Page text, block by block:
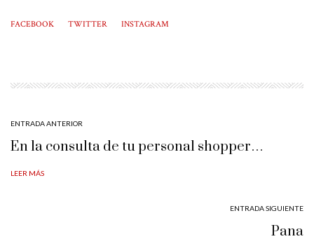
FACEBOOK TWITTER INSTAGRAM
ENTRADA ANTERIOR
En la consulta de tu personal shopper…
LEER MÁS
ENTRADA SIGUIENTE
Pana